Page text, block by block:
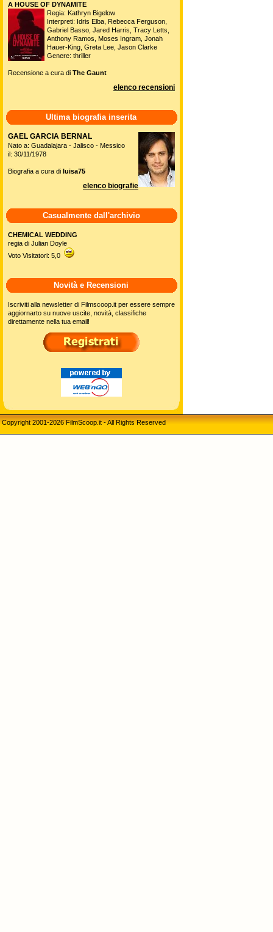
A HOUSE OF DYNAMITE
Regia: Kathryn Bigelow
Interpreti: Idris Elba, Rebecca Ferguson,
Gabriel Basso, Jared Harris, Tracy Letts,
Anthony Ramos, Moses Ingram, Jonah
Hauer-King, Greta Lee, Jason Clarke
Genere: thriller
Recensione a cura di The Gaunt
elenco recensioni
Ultima biografia inserita
GAEL GARCIA BERNAL
Nato a: Guadalajara - Jalisco - Messico
il: 30/11/1978
Biografia a cura di luisa75
elenco biografie
Casualmente dall'archivio
CHEMICAL WEDDING
regia di Julian Doyle
Voto Visitatori: 5,0
Novità e Recensioni
Iscriviti alla newsletter di Filmscoop.it per essere sempre
aggiornarto su nuove uscite, novità, classifiche
direttamente nella tua email!
Copyright 2001-2026 FilmScoop.it - All Rights Reserved